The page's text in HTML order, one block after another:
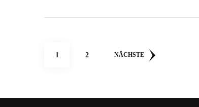
Seitennummerierung
Beiträge
SEITE
1 SEITE
2 NÄCHSTE